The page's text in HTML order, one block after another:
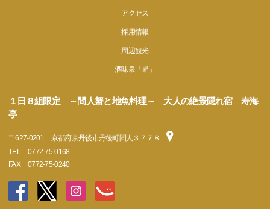
アクセス
採用情報
周辺観光
酒味泉「界」
１日８組限定 ～間人蟹と地魚料理～ 大人の絶景隠れ宿 寿海
亭
〒627-0201
京都府京丹後市丹後町間人３７７８
TEL
0772-75-0168
FAX
0772-75-0240